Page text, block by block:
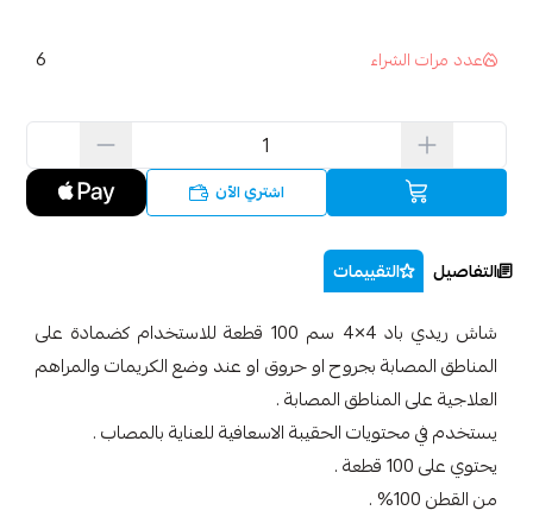
عدد مرات الشراء 6
اشتري الآن
التفاصيل التقييمات
شاش ريدي باد 4×4 سم 100 قطعة للاستخدام كضمادة على
المناطق المصابة بجروح او حروق او عند وضع الكريمات والمراهم
العلاجية على المناطق المصابة .
يستخدم في محتويات الحقيبة الاسعافية للعناية بالمصاب .
يحتوي على 100 قطعة .
من القطن 100% .